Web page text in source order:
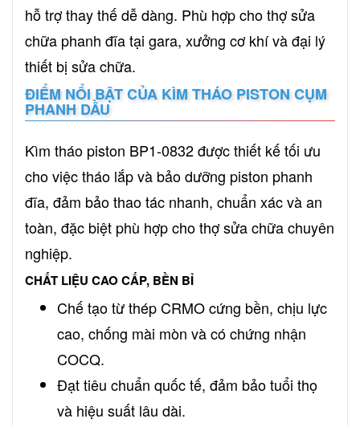
hỗ trợ thay thế dễ dàng. Phù hợp cho thợ sửa
chữa phanh đĩa tại gara, xưởng cơ khí và đại lý
thiết bị sửa chữa.
ĐIỂM NỔI BẬT CỦA KÌM THÁO PISTON CỤM
PHANH DẦU
Kìm tháo piston BP1-0832 được thiết kế tối ưu
cho việc tháo lắp và bảo dưỡng piston phanh
đĩa, đảm bảo thao tác nhanh, chuẩn xác và an
toàn, đặc biệt phù hợp cho thợ sửa chữa chuyên
nghiệp.
CHẤT LIỆU CAO CẤP, BỀN BỈ
Chế tạo từ thép CRMO cứng bền, chịu lực
cao, chống mài mòn và có chứng nhận
COCQ.
Đạt tiêu chuẩn quốc tế, đảm bảo tuổi thọ
và hiệu suất lâu dài.